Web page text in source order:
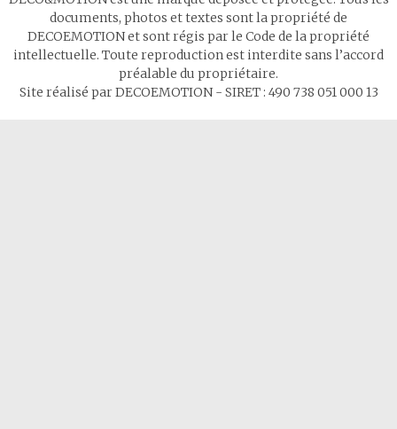
documents, photos et textes sont la propriété de
DECOEMOTION et sont régis par le Code de la propriété
intellectuelle. Toute reproduction est interdite sans l’accord
préalable du propriétaire.
Site réalisé par DECOEMOTION - SIRET : 490 738 051 000 13